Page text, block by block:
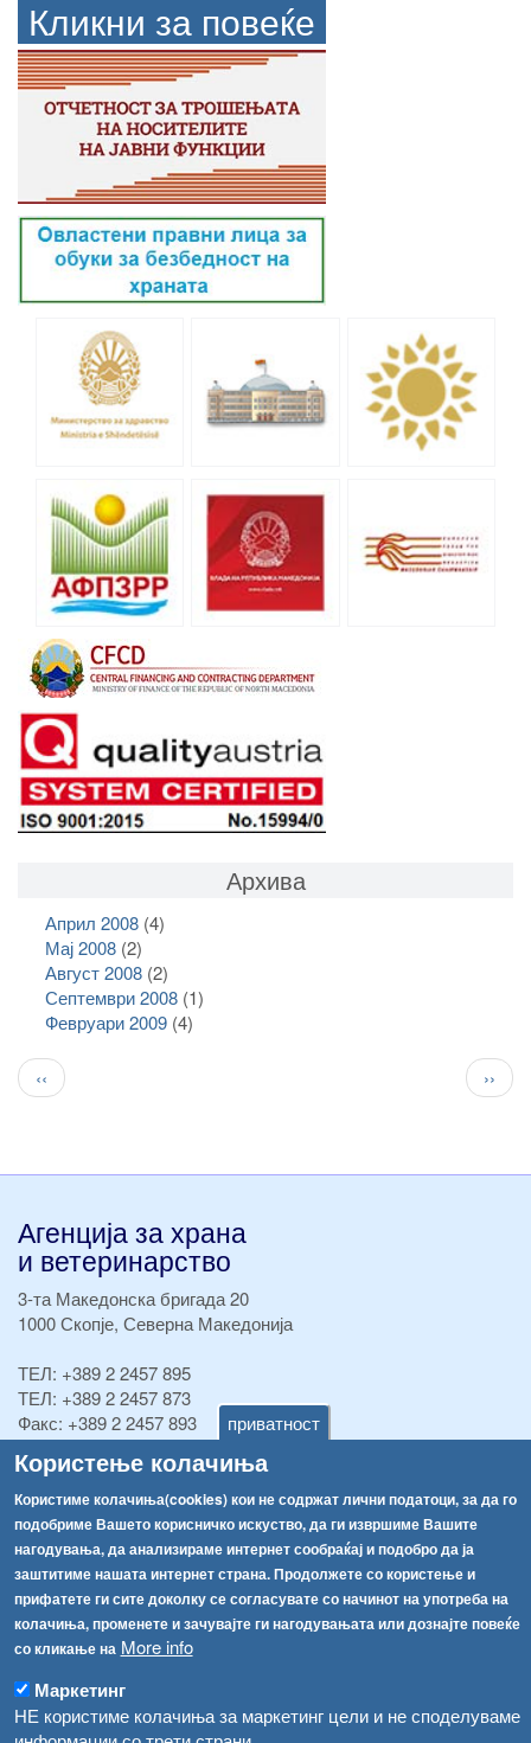
приватност
Користење колачиња
Користиме колачиња(cookies) кои не содржат лични податоци, за да го
подобриме Вашето корисничко искуство, да ги извршиме Вашите
нагодувања, да анализираме интернет сообраќај и подобро да ја
заштитиме нашата интернет страна. Продолжете со користење и
прифатете ги сите доколку се согласувате со начинот на употреба на
колачиња, променете и зачувајте ги нагодувањата или дознајте повеќе
со кликање на More info
Маркетинг
НЕ користиме колачиња за маркетинг цели и не споделуваме
Кликни за повеќе
Архива
Април 2008(4)
Мај 2008(2)
Август 2008(2)
Септември 2008(1)
Февруари 2009(4)
Pagination
Previous
page
‹‹ ››
Агенција за храна
и ветеринарство
3-та Македонска бригада 20
1000 Скопје, Северна Македонија
ТЕЛ: +389 2 2457 895
ТЕЛ: +389 2 2457 873
Факс: +389 2 2457 893
Факс:+389 2 2457 871
info@fva.gov.mk
[АХВ-претходна страна]
Соопштенија
Република Бугарија ги засили официјалните контроли при увоз на свежо овошје и зеленчук
Високите температури ризик од труење со храна, опасни се и за животните
Водата во Гостивар може да се користи како техничка, продолжува испораката на флаширана вода
Во Гостивар спроведени 70 вонредни контроли
Навигација
Архива
Регистри
Забрани